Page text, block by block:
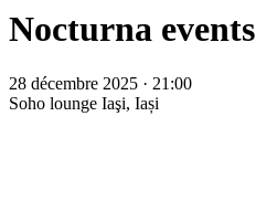
Nocturna events
28 décembre 2025 · 21:00
Soho lounge Iaşi, Iași